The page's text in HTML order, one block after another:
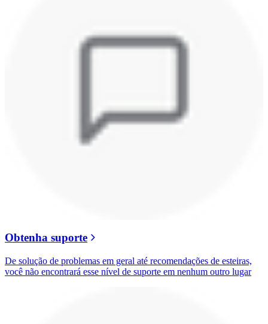
Obtenha suporte
De solução de problemas em geral até recomendações de esteiras,
você não encontrará esse nível de suporte em nenhum outro lugar